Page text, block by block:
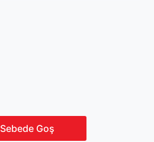
Sebede Goş